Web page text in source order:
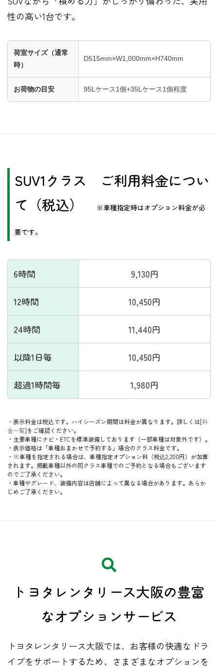
性の高い1台です。
荷室サイズ（通常
時）
D515mm×W1,000mm×H740mm
お荷物の目安 95Lケース1個+35Lケース1個程度
​SUV1クラス ご利用料金につい
て（税込）
※車種指定時はオプション料金が必
要です。
6時間 9,130円
12時間 10,450円
24時間 11,440円
以降1日毎 10,450円
超過1時間毎 1,980円
・表示料金は税込です。ハイシーズン期間は料金が異なります。詳しくは[料
金一覧]をご確認ください。
・主要車種にナビ・ETCを標準装備しております（一部車種は対象外です）。
・表示価格は「車種おまかせで予約する」場合のクラス料金です。
・※車種を指定される場合は、車種指定オプション料（税込2,200円）が加算
されます。掲載車種以外の同クラス車種でのご予約となる場合もございます
のでご了承ください。
・車種やグレード、装備内容は店舗によって異なる場合があります。あらか
じめご了承ください。
トヨタレンタリース大阪の豊富
な​オプションサービス
トヨタレンタリース大阪では、お客様の快適なドラ
イブをサポートするため、さまざまなオプションを